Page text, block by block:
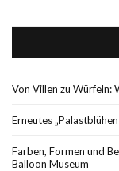
Von Villen zu Würfeln:
Erneutes
Farben, Formen und
Balloon Museum